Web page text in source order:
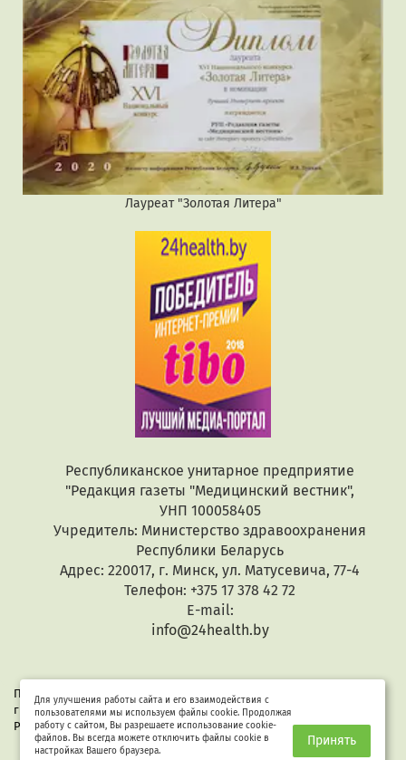
Лауреат "Золотая Литера"
Республиканское унитарное предприятие
"Редакция газеты "Медицинский вестник",
УНП 100058405
Учредитель: Министерство здравоохранения
Республики Беларусь
Адрес: 220017, г. Минск, ул. Матусевича, 77-4
Телефон: +375 17 378 42 72
E-mail:
info@24health.by
При копировании или цитировании текстов активная
гиперссылка обязательна. Все материалы защищены законом
Республики Беларусь «Об авторском праве и смежных правах».
Для улучшения работы сайта и его взаимодействия с
пользователями мы используем файлы cookie. Продолжая
работу с сайтом, Вы разрешаете использование cookie-
файлов. Вы всегда можете отключить файлы cookie в
настройках Вашего браузера.
Принять